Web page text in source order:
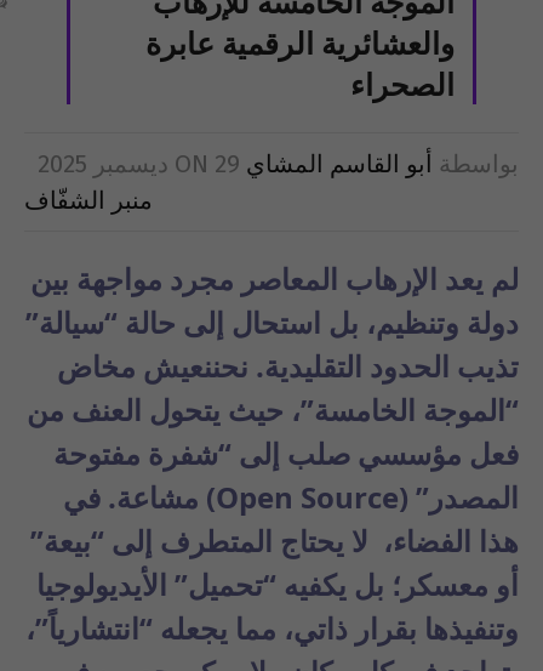
والعشائرية الرقمية عابرة
الصحراء
بواسطة أبو القاسم المشاي ON 29 ديسمبر 2025
منبر الشفّاف
لم يعد الإرهاب المعاصر مجرد مواجهة بين
دولة وتنظيم، بل استحال إلى حالة “سيالة”
تذيب الحدود التقليدية. نحننعيش مخاض
“الموجة الخامسة”، حيث يتحول العنف من
فعل مؤسسي صلب إلى “شفرة مفتوحة
المصدر” (Open Source) مشاعة. في
هذا الفضاء، لا يحتاج المتطرف إلى “بيعة”
أو معسكر؛ بل يكفيه “تحميل” الأيديولوجيا
وتنفيذها بقرار ذاتي، مما يجعله “انتشارياً”،